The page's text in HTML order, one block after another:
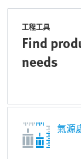
工程工具
Find
needs
氣源